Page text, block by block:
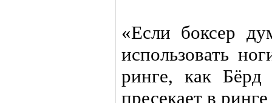
«Если боксер
использовать
ринге, как
пресекает в